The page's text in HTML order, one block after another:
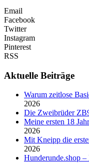
Email
Facebook
Twitter
Instagram
Pinterest
RSS
Aktuelle Beiträge
Warum zeitlose
2026
Die Zweibrüder
Meine ersten 18
2026
Mit Kneipp die
2026
Hunderunde.shop